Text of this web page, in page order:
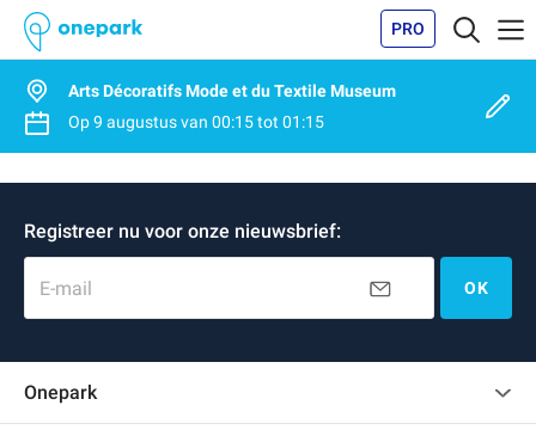
PRO
Arts Décoratifs Mode et du Textile Museum
Op9 augustusvan 00:15tot 01:15
Registreer nu voor onze nieuwsbrief:
E-mail OK
Onepark